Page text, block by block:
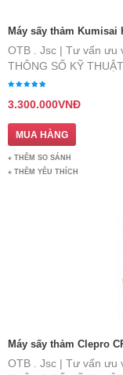
Máy sấy thảm Kumisai
OTB . Jsc | Tư vấn ưu
THÔNG SỐ KỸ THUẬT..
3.300.000VNĐ
THÊM SO SÁNH
THÊM YÊU THÍCH
Máy sấy thảm Clepro
OTB . Jsc | Tư vấn ưu